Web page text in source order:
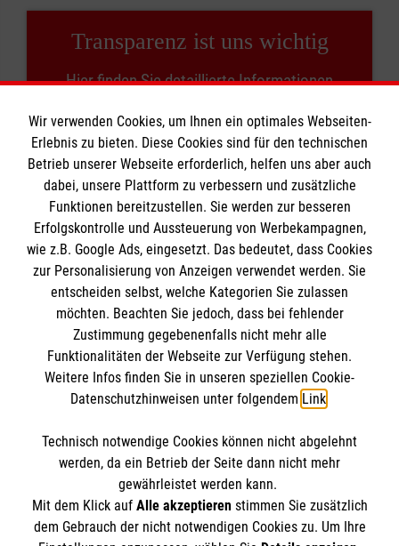
Transparenz ist uns wichtig
Hier finden Sie detaillierte Informationen
Informationen
Impressum
Datenschutz
Barrierefreiheit
Presse
Spendenkonto
Pax-Bank für Kirche und Caritas eG
IBAN: DE48 3706 0120 1201 2290 10
BIC: GENODED1PA7
So finden Sie uns
Malteser in der Diözese Magdeburg
Der Malteser Hilfsdienst e.V. ist als eingetragene
Wir verwenden Cookies, um Ihnen ein optimales Webseiten-
Erlebnis zu bieten. Diese Cookies sind für den technischen
Betrieb unserer Webseite erforderlich, helfen uns aber auch
dabei, unsere Plattform zu verbessern und zusätzliche
Funktionen bereitzustellen. Sie werden zur besseren
Erfolgskontrolle und Aussteuerung von Werbekampagnen,
wie z.B. Google Ads, eingesetzt. Das bedeutet, dass Cookies
zur Personalisierung von Anzeigen verwendet werden. Sie
entscheiden selbst, welche Kategorien Sie zulassen
möchten. Beachten Sie jedoch, dass bei fehlender
Zustimmung gegebenenfalls nicht mehr alle
Funktionalitäten der Webseite zur Verfügung stehen.
Weitere Infos finden Sie in unseren speziellen Cookie-
Datenschutzhinweisen unter folgendem Link.
Technisch notwendige Cookies können nicht abgelehnt
werden, da ein Betrieb der Seite dann nicht mehr
gewährleistet werden kann.
Mit dem Klick auf Alle akzeptierenstimmen Sie zusätzlich
dem Gebrauch der nicht notwendigen Cookies zu. Um Ihre